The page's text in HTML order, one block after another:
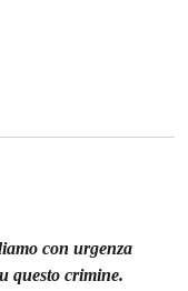
con urgenza
questo crimine.